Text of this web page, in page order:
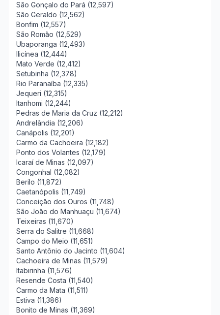
São Gonçalo do Pará (12,597)
São Geraldo (12,562)
Bonfim (12,557)
São Romão (12,529)
Ubaporanga (12,493)
Ilicínea (12,444)
Mato Verde (12,412)
Setubinha (12,378)
Rio Paranaíba (12,335)
Jequeri (12,315)
Itanhomi (12,244)
Pedras de Maria da Cruz (12,212)
Andrelândia (12,206)
Canápolis (12,201)
Carmo da Cachoeira (12,182)
Ponto dos Volantes (12,179)
Icaraí de Minas (12,097)
Congonhal (12,082)
Berilo (11,872)
Caetanópolis (11,749)
Conceição dos Ouros (11,748)
São João do Manhuaçu (11,674)
Teixeiras (11,670)
Serra do Salitre (11,668)
Campo do Meio (11,651)
Santo Antônio do Jacinto (11,604)
Cachoeira de Minas (11,579)
Itabirinha (11,576)
Resende Costa (11,540)
Carmo da Mata (11,511)
Estiva (11,386)
Bonito de Minas (11,369)